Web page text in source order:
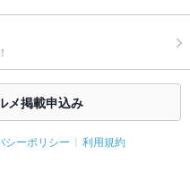
メ掲載申込み
シーポリシー 利用規約